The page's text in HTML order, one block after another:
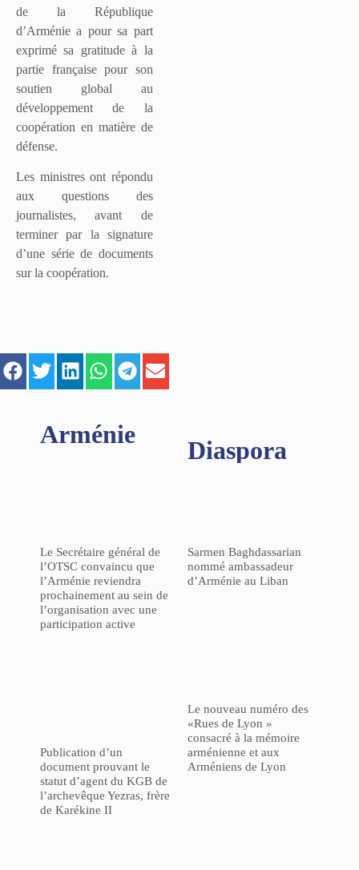
de la République
d’Arménie a pour sa part
exprimé sa gratitude à la
partie française pour son
soutien global au
développement de la
coopération en matière de
défense.
Les ministres ont répondu
aux questions des
journalistes, avant de
terminer par la signature
d’une série de documents
sur la coopération.
Arménie
Le Secrétaire général de
l’OTSC convaincu que
l’Arménie reviendra
prochainement au sein de
l’organisation avec une
participation active
Publication d’un
document prouvant le
statut d’agent du KGB de
l’archevêque Yezras, frère
de Karékine II
Diaspora
Sarmen Baghdassarian
nommé ambassadeur
d’Arménie au Liban
Le nouveau numéro des
«Rues de Lyon »
consacré à la mémoire
arménienne et aux
Arméniens de Lyon